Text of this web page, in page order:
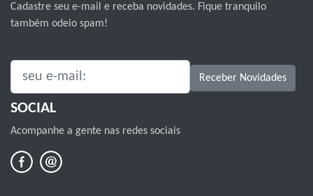
Cadastre seu e-mail e receba novidades. Fique tranquilo
também odeio spam!
SEU E-MAIL: Receber Novidades
SOCIAL
Acompanhe a gente nas redes sociais